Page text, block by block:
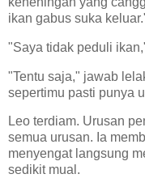
ikan gabus suka
"Saya tidak peduli
"Tentu saja," jawab
sepertimu pasti punya
Leo terdiam. Urusan
semua urusan. Ia
menyengat langsung
sedikit mual.